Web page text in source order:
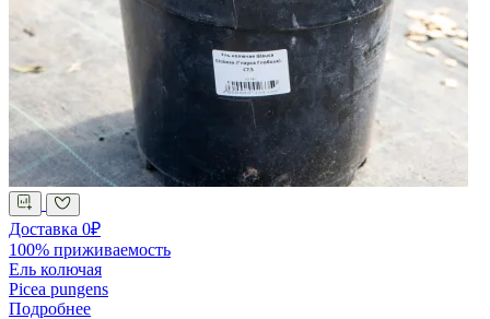
Доставка 0₽
100% приживаемость
Ель колючая
Picea pungens
Подробнее